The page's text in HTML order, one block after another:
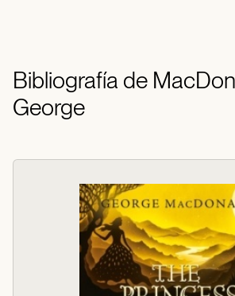
Bibliografía de
George